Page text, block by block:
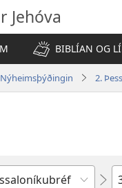
Jehóva
BIBLÍAN OG
Nýheimsþýðingin 2.